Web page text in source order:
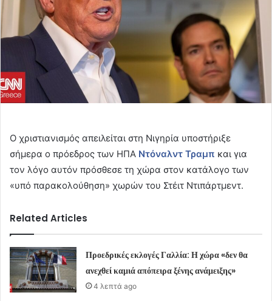
Ο χριστιανισμός απειλείται στη Νιγηρία υποστήριξε
σήμερα ο πρόεδρος των ΗΠΑ Ντόναλντ Τραμπ και για
τον λόγο αυτόν πρόσθεσε τη χώρα στον κατάλογο των
«υπό παρακολούθηση» χωρών του Στέιτ Ντιπάρτμεντ.
Related Articles
Προεδρικές εκλογές Γαλλία: Η χώρα «δεν θα
ανεχθεί καμιά απόπειρα ξένης ανάμειξης»
4 λεπτά ago